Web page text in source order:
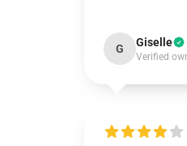
G Giselle
Verified